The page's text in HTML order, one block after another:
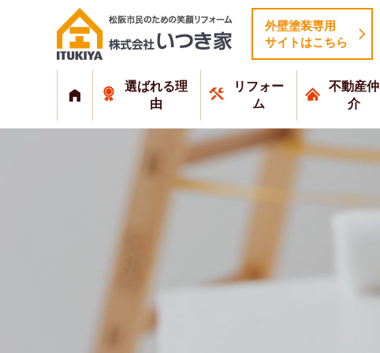
外壁塗装専用
サイトはこちら
選ばれる理
由
リフォー
ム
不動産仲
介